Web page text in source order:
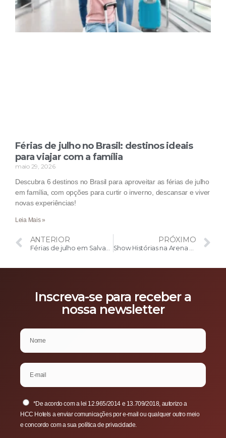
Férias de julho no Brasil: destinos ideais
para viajar com a família
maio 29, 2026
Descubra 6 destinos no Brasil para aproveitar as férias de julho
em família, com opções para curtir o inverno, descansar e viver
novas experiências!
Leia Mais »
ANTERIOR PRÓXIMO
Inscreva-se para receber a
nossa newsletter
*De acordo com a lei 12.965/2014 e 13.709/2018, autorizo a
HCC Hotels a enviar comunicações por e-mail ou qualquer outro meio
e concordo com a sua política de privacidade.